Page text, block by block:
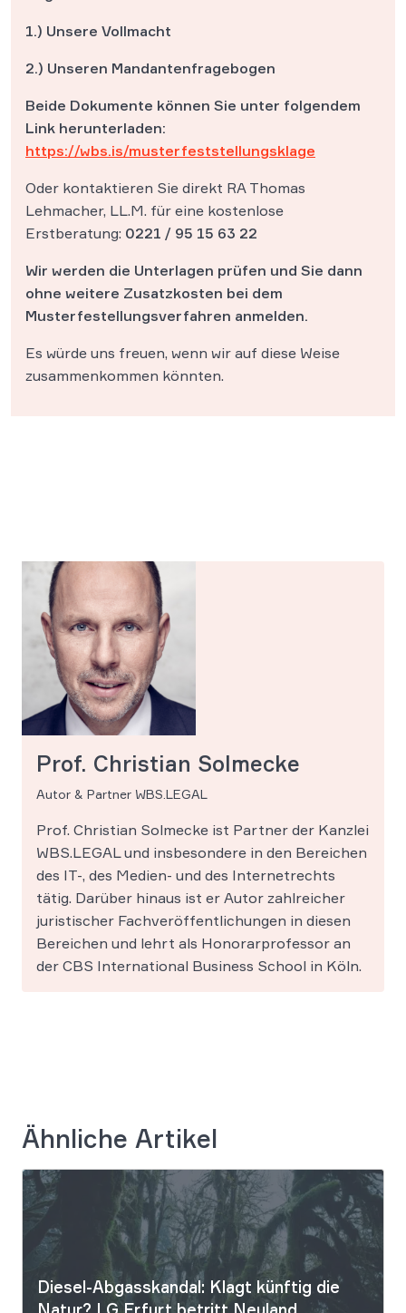
1.) Unsere Vollmacht
2.) Unseren Mandantenfragebogen
Beide Dokumente können Sie unter folgendem
Link herunterladen:
https://wbs.is/musterfeststellungsklage
Oder kontaktieren Sie direkt RA Thomas
Lehmacher, LL.M. für eine kostenlose
Erstberatung: 0221 / 95 15 63 22
Wir werden die Unterlagen prüfen und Sie dann
ohne weitere Zusatzkosten bei dem
Musterfestellungsverfahren anmelden.
Es würde uns freuen, wenn wir auf diese Weise
zusammenkommen könnten.
Prof. Christian Solmecke
Autor & Partner WBS.LEGAL
Prof. Christian Solmecke ist Partner der Kanzlei
WBS.LEGAL und insbesondere in den Bereichen
des IT-, des Medien- und des Internetrechts
tätig. Darüber hinaus ist er Autor zahlreicher
juristischer Fachveröffentlichungen in diesen
Bereichen und lehrt als Honorarprofessor an
der CBS International Business School in Köln.
Ähnliche Artikel
Diesel-Abgasskandal: Klagt künftig die